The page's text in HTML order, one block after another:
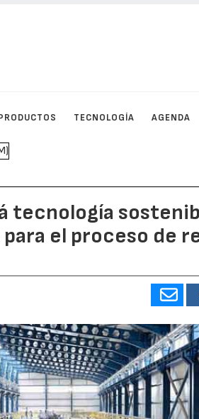
TECNOLOGÍA AGENDA
tecnología
el proceso de